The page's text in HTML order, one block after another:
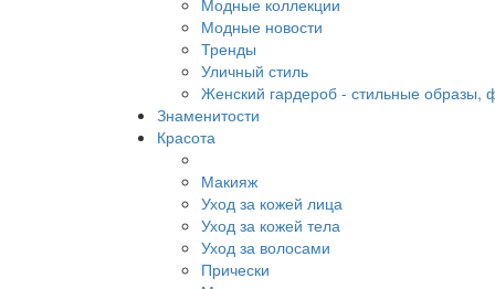
Модные коллекции
Модные новости
Тренды
Уличный стиль
Женский гардероб - стильные образы,
Знаменитости
Красота
Макияж
Уход за кожей лица
Уход за кожей тела
Уход за волосами
Прически